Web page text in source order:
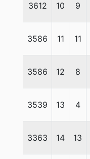
3612 10 9
3586 11 11
3586 12 8
3539 13 4
3363 14 13